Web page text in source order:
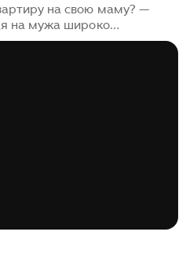
на свою маму? —
на мужа широко
тебя